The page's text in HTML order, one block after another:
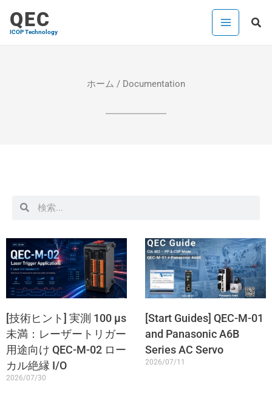
QEC
ICOP Technology
検
ホーム / Documentation
索
索
[技術ヒント] 実測 100 µs
未満：レーザートリガー
用途向け QEC-M-02 ロー
カル絶縁 I/O
2026/07/30
[Start Guides] QEC-M-01
and Panasonic A6B
Series AC Servo
2026/07/11